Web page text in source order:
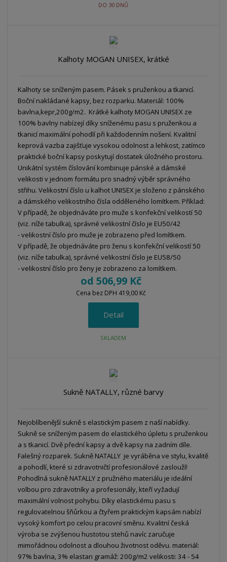
DO 30 DNŮ
Kalhoty MOGAN UNISEX, krátké
Kalhoty se sníženým pasem. Pásek s pruženkou a tkanicí.
Boční nakládané kapsy, bez rozparku. Materiál: 100%
bavlna,kepr,200g/m2. Krátké kalhoty MOGAN UNISEX ze
100% bavlny nabízejí díky sníženému pasu s pruženkou a
tkanicí maximální pohodlí při každodenním nošení. Kvalitní
keprová vazba zajišťuje vysokou odolnost a lehkost, zatímco
praktické boční kapsy poskytují dostatek úložného prostoru.
Unikátní systém číslování kombinuje pánské a dámské
velikosti v jednom formátu pro snadný výběr správného
střihu. Velikostní číslo u kalhot UNISEX je složeno z pánského
a dámského velikostního čísla odděleného lomítkem. Příklad:
V případě, že objednáváte pro muže s konfekční velikostí 50
(viz. níže tabulka), správné velikostní číslo je EU50/42
- velikostní číslo pro muže je zobrazeno před lomítkem.
V případě, že objednáváte pro ženu s konfekční velikostí 50
(viz. níže tabulka), správné velikostní číslo je EU58/50
- velikostní číslo pro ženy je zobrazeno za lomítkem.
od 506,99 Kč
Cena bez DPH 419,00 Kč
Detail
SKLADEM
Sukně NATALLY, různé barvy
Nejoblíbenější sukně s elastickým pasem z naší nabídky.
Sukně se sníženým pasem do elastického úpletu s pruženkou
a s tkanicí. Dvě přední kapsy a dvě kapsy na zadním díle.
Falešný rozparek. Sukně NATALLY je vyráběna ve stylu, kvalitě
a pohodlí, které si zdravotničtí profesionálové zaslouží!
Pohodlná sukně NATALLY z pružného materiálu je ideální
volbou pro zdravotníky a profesionály, kteří vyžadují
maximální volnost pohybu. Díky elastickému pasu s
regulovatelnou šňůrkou a čtyřem praktickým kapsám nabízí
vysoký komfort po celou pracovní směnu. Kvalitní česká
výroba se zvýšenou hustotou stehů navíc zaručuje
mimořádnou odolnost a dlouhou životnost oděvu. materiál:
97% bavlna, 3% elastan gramáž: 200g/m2 velikosti: 34 - 54